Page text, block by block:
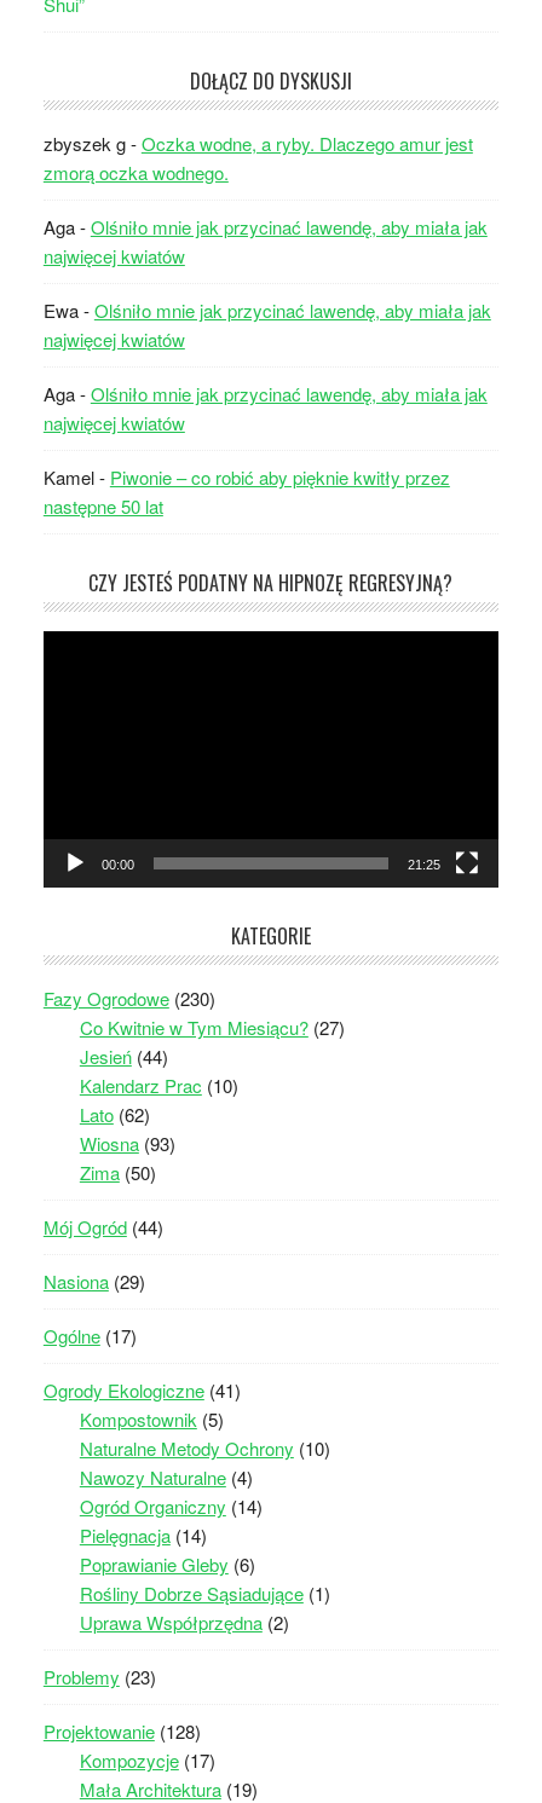
DOŁĄCZ DO DYSKUSJI
zbyszek g-Oczka wodne, a ryby. Dlaczego amur jest
zmorą oczka wodnego.
Aga-Olśniło mnie jak przycinać lawendę, aby miała jak
najwięcej kwiatów
Ewa-Olśniło mnie jak przycinać lawendę, aby miała jak
najwięcej kwiatów
Aga-Olśniło mnie jak przycinać lawendę, aby miała jak
najwięcej kwiatów
Kamel- Piwonie – co robić aby pięknie kwitły przez
następne 50 lat
CZY JESTEŚ PODATNY NA HIPNOZĘ REGRESYJNĄ?
00:00 21:25
KATEGORIE
Fazy Ogrodowe(230)
Co Kwitnie w Tym Miesiącu?(27)
Jesień(44)
Kalendarz Prac (10)
Lato(62)
Wiosna(93)
Zima(50)
Mój Ogród(44)
Nasiona(29)
Ogólne(17)
Ogrody Ekologiczne(41)
Kompostownik (5)
Naturalne Metody Ochrony (10)
Nawozy Naturalne(4)
Ogród Organiczny (14)
Pielęgnacja(14)
Poprawianie Gleby (6)
Rośliny Dobrze Sąsiadujące(1)
Uprawa Współprzędna(2)
Problemy (23)
Projektowanie(128)
Kompozycje(17)
Mała Architektura(19)